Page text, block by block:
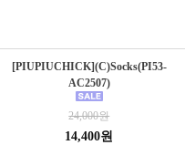
[PIUPIUCHICK](C)Socks(PI53-
AC2507)
24,000원
14,400원